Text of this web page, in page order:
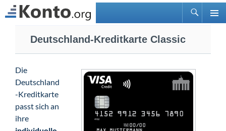
Suchen
springen
Deutschland-Kreditkarte Classic
Die
Deutschland
-Kreditkarte
passt sich an
ihre